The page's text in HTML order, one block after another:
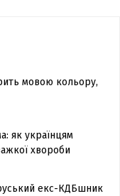
мовою кольору,
як українцям
хвороби
екс-КДБшник